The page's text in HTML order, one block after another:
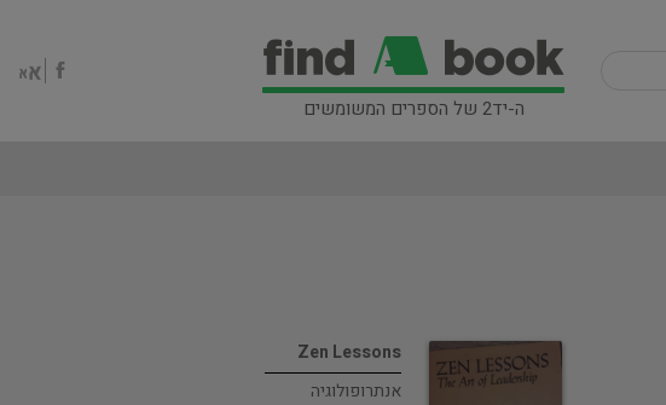
ה-יד2 של הספרים המשומשים
Zen Lessons
אנתרופולוגיה